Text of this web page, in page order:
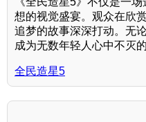
想的视觉盛宴。观众在欣
追梦的故事深深打动。无
成为无数年轻人心中不灭
全民造星5